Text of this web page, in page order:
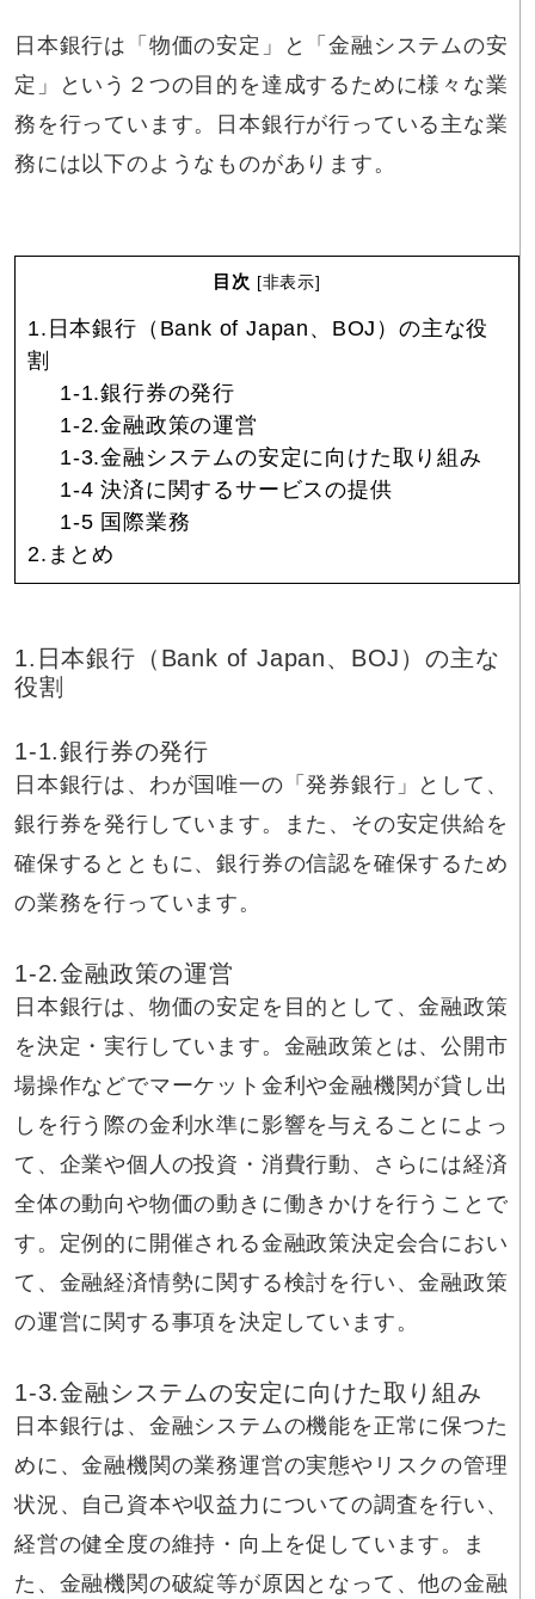
日本銀行は「物価の安定」と「金融システムの安
定」という２つの目的を達成するために様々な業
務を行っています。日本銀行が行っている主な業
務には以下のようなものがあります。
目次 [非表示]
1.日本銀行（Bank of Japan、BOJ）の主な役
割
1-1.銀行券の発行
1-2.金融政策の運営
1-3.金融システムの安定に向けた取り組み
1-4 決済に関するサービスの提供
1-5 国際業務
2.まとめ
1.日本銀行（Bank of Japan、BOJ）の主な
役割
1-1.銀行券の発行
日本銀行は、わが国唯一の「発券銀行」として、
銀行券を発行しています。また、その安定供給を
確保するとともに、銀行券の信認を確保するため
の業務を行っています。
1-2.金融政策の運営
日本銀行は、物価の安定を目的として、金融政策
を決定・実行しています。金融政策とは、公開市
場操作などでマーケット金利や金融機関が貸し出
しを行う際の金利水準に影響を与えることによっ
て、企業や個人の投資・消費行動、さらには経済
全体の動向や物価の動きに働きかけを行うことで
す。定例的に開催される金融政策決定会合におい
て、金融経済情勢に関する検討を行い、金融政策
の運営に関する事項を決定しています。
1-3.金融システムの安定に向けた取り組み
日本銀行は、金融システムの機能を正常に保つた
めに、金融機関の業務運営の実態やリスクの管理
状況、自己資本や収益力についての調査を行い、
経営の健全度の維持・向上を促しています。ま
た、金融機関の破綻等が原因となって、他の金融